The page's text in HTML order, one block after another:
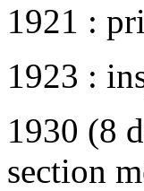
1921 :
1923 :
1930 (8
section